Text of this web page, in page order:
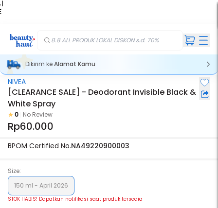
|
8.8 ALL PRODUK LOKAL DISKON s.d. 70%
Dikirim keAlamat Kamu
Stok Habis
NIVEA
[CLEARANCE SALE] - Deodorant Invisible Black &
White Spray
0 No Review
Rp60.000
BPOM Certified No.NA49220900003
Size:
150 ml - April 2026
STOK HABIS! Dapatkan notifikasi saat produk tersedia